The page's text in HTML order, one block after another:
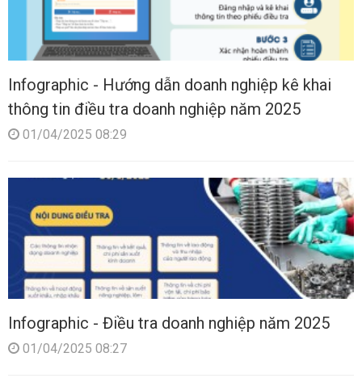
Infographic - Hướng dẫn doanh nghiệp kê khai
thông tin điều tra doanh nghiệp năm 2025
01/04/2025 08:29
Infographic - Điều tra doanh nghiệp năm 2025
01/04/2025 08:27